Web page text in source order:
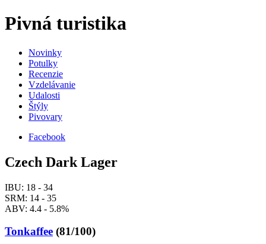
Pivná turistika
Novinky
Potulky
Recenzie
Vzdelávanie
Udalosti
Štýly
Pivovary
Facebook
Czech Dark Lager
IBU: 18 - 34
SRM: 14 - 35
ABV: 4.4 - 5.8%
Tonkaffee (81/100)